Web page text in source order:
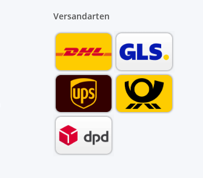
Versandarten